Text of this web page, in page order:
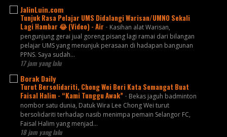
JalinLuin.com
Tunjuk Rasa Pelajar UMS Didalangi Warisan/UMNO Sekali
Lagi Hambar 😂 (Video) - Air - Kasihan alat Warisan,
pengunjung gerai jual goreng pisang lagi ramai dari bilangan
pelajar UMS yang menunjuk perasaan di hadapan bangunan
PPNS. Saya sudah...
17 jam yang lalu
Borak Daily
Turut Bersolidariti, Chong Wei Beri Kata Semangat Buat
Faisal Halim - “Kami Tunggu Awak” - Bekas jaguh badminton
nombor satu dunia, Datuk Wira Lee Chong Wei turut
bersolidariti terhadap nasib menimpa pemain Selangor FC,
Faisal Halim yang menjad...
18 jam yang lalu